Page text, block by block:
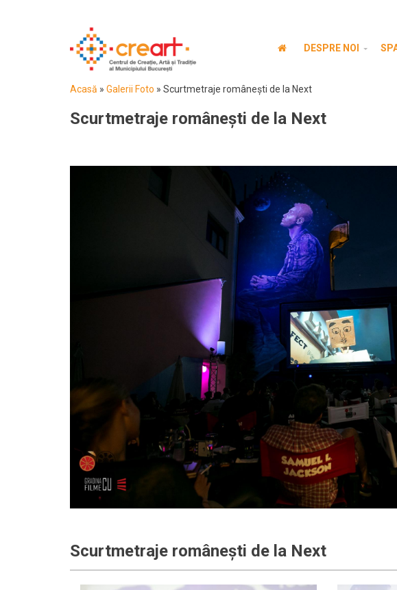
DESPRE NOI
Acasă » Galerii Foto » Scurtmetraje românești de la Next
Scurtmetraje românești de la Next
Scurtmetraje românești de la Next